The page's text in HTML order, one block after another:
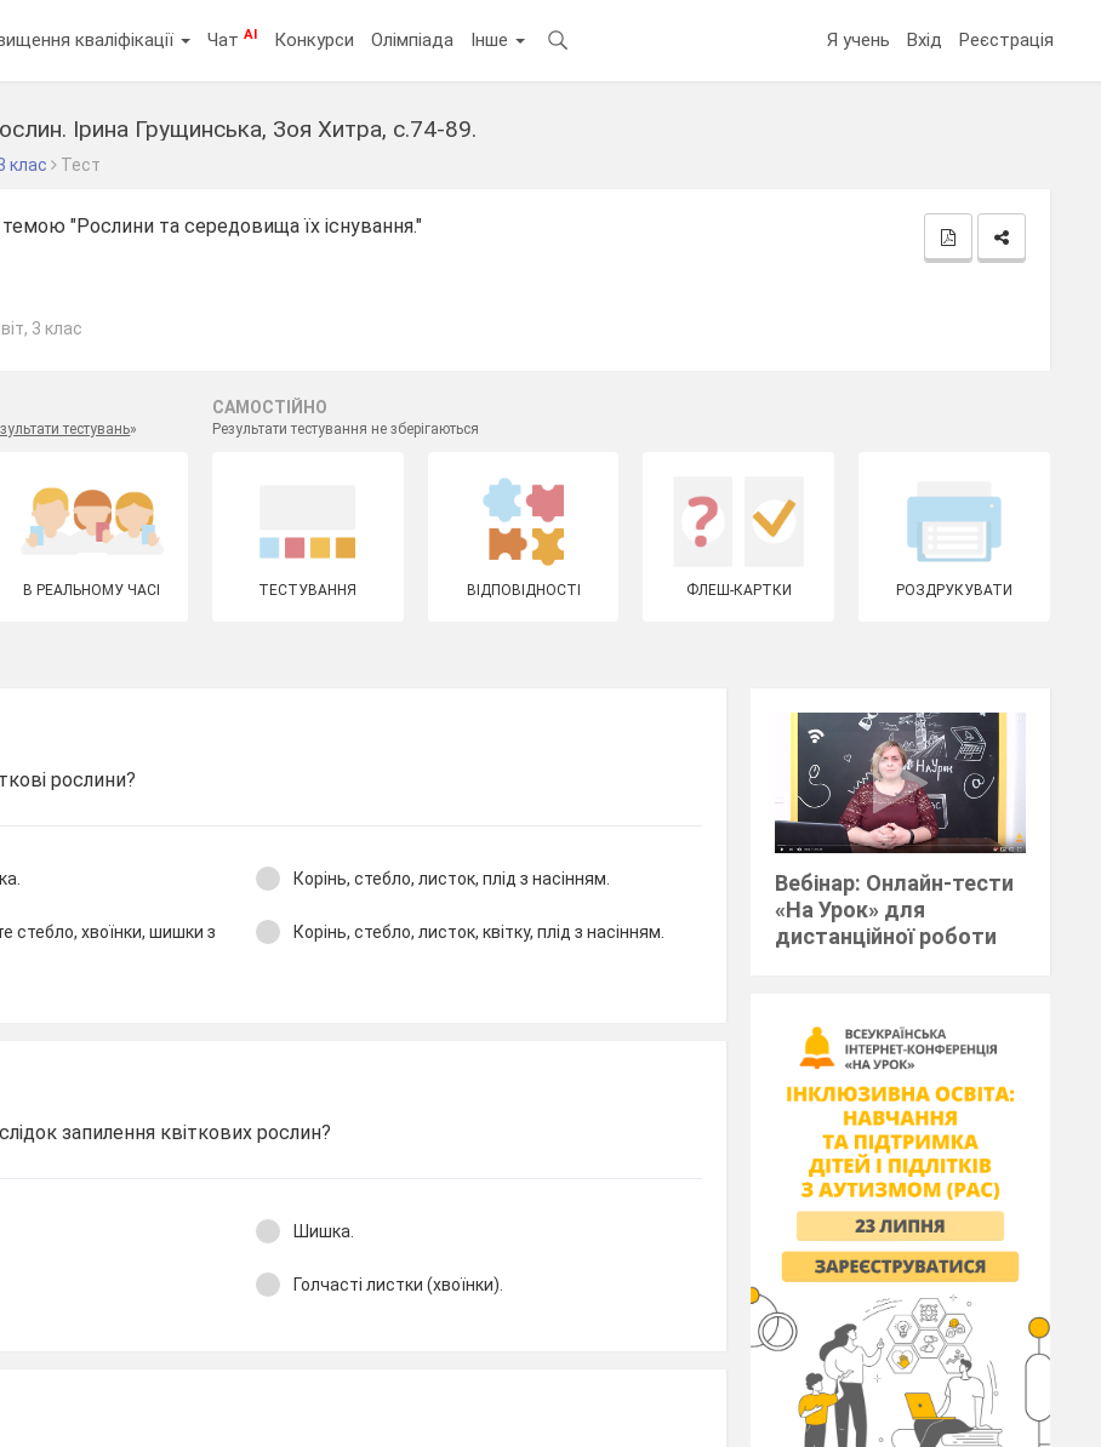
кваліфікації ЧатAI Конкурси Олімпіада Інше Я учень Вхід Реєстрація
Ірина Грущинська, Зоя Хитра, с.74-89.
клас Тест
"Рослини та середовища їх існування."
3 клас
тестувань»
САМОСТІЙНО
Результати тестування не зберігаються
В РЕАЛЬНОМУ ЧАСІ ТЕСТУВАННЯ ВІДПОВІДНОСТІ ФЛЕШ-КАРТКИ РОЗДРУКУВАТИ
рослини?
Корінь, стебло, листок, плід з насінням.
стебло, хвоїнки, шишки з
Корінь, стебло, листок, квітку, плід з насінням.
запилення квіткових рослин?
Шишка.
Голчасті листки (хвоїнки).
Вебінар: Онлайн-тести
«На Урок» для
дистанційної роботи